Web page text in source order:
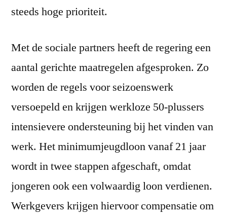
steeds hoge prioriteit.
Met de sociale partners heeft de regering een
aantal gerichte maatregelen afgesproken. Zo
worden de regels voor seizoenswerk
versoepeld en krijgen werkloze 50-plussers
intensievere ondersteuning bij het vinden van
werk. Het minimumjeugdloon vanaf 21 jaar
wordt in twee stappen afgeschaft, omdat
jongeren ook een volwaardig loon verdienen.
Werkgevers krijgen hiervoor compensatie om